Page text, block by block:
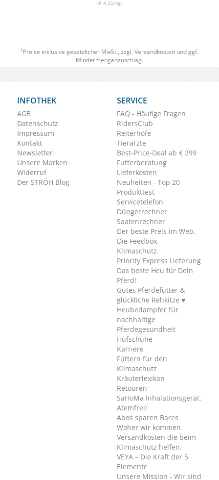
(€ 4,55/kg)
1 Preise inklusive gesetzlicher MwSt., zzgl. Versandkosten und ggf.
Mindermengenzuschlag.
INFOTHEK
AGB
Datenschutz
Impressum
Kontakt
Newsletter
Unsere Marken
Widerruf
Der STRÖH Blog
SERVICE
FAQ - Häufige Fragen
RidersClub
Reiterhöfe
Tierärzte
Best-Price-Deal ab € 299
Futterberatung
Lieferkosten
Neuheiten - Top 20
Produkttest
Servicetelefon
Düngerrechner
Saatenrechner
Der beste Preis im Web.
Die Feedbox.
Klimaschutz.
Priority Express Lieferung
Das beste Heu für Dein
Pferd!
Gutes Pferdefutter &
glückliche Rehkitze ♥
Heubedampfer für
nachhaltige
Pferdegesundheit
Hufschuhe
Karriere
Füttern für den
Klimaschutz
Kräuterlexikon
Retouren
SaHoMa Inhalationsgerät.
Atemfrei!
Abos sparen Bares
Woher wir kommen
Versandkosten die beim
Klimaschutz helfen.
VEYA – Die Kraft der 5
Elemente
Unsere Mission - Wir sind